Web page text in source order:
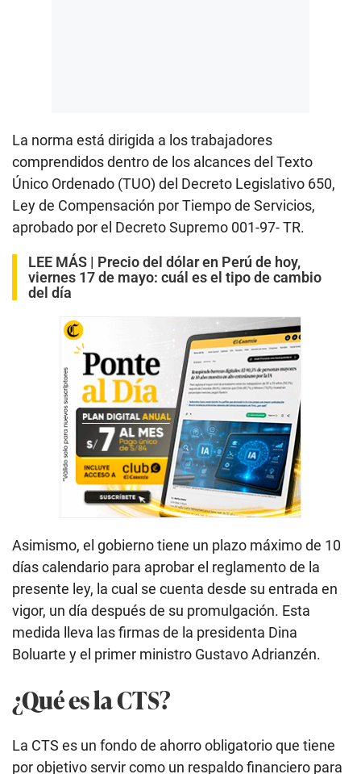
La norma está dirigida a los trabajadores
comprendidos dentro de los alcances del Texto
Único Ordenado (TUO) del Decreto Legislativo 650,
Ley de Compensación por Tiempo de Servicios,
aprobado por el Decreto Supremo 001-97- TR.
LEE MÁS | Precio del dólar en Perú de hoy,
viernes 17 de mayo: cuál es el tipo de cambio
del día
Asimismo, el gobierno tiene un plazo máximo de 10
días calendario para aprobar el reglamento de la
presente ley, la cual se cuenta desde su entrada en
vigor, un día después de su promulgación. Esta
medida lleva las firmas de la presidenta Dina
Boluarte y el primer ministro Gustavo Adrianzén.
¿Qué es la CTS?
La CTS es un fondo de ahorro obligatorio que tiene
por objetivo servir como un respaldo financiero para